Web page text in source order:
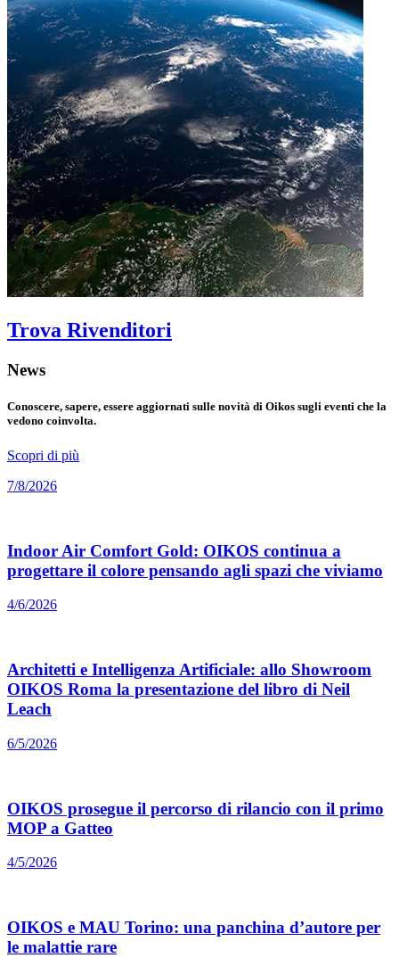
Trova Rivenditori
News
Conoscere, sapere, essere aggiornati sulle novità di Oikos sugli eventi che la
vedono coinvolta.
Scopri di più
7/8/2026
Indoor Air Comfort Gold: OIKOS continua a
progettare il colore pensando agli spazi che viviamo
4/6/2026
Architetti e Intelligenza Artificiale: allo Showroom
OIKOS Roma la presentazione del libro di Neil
Leach
6/5/2026
OIKOS prosegue il percorso di rilancio con il primo
MOP a Gatteo
4/5/2026
OIKOS e MAU Torino: una panchina d’autore per
le malattie rare